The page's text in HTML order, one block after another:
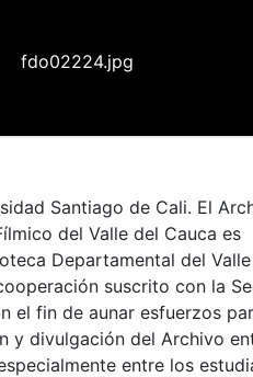
fdo02224.jpg
Santiago de Cali. El
del Valle del Cauca es
Departamental del
suscrito con la
el fin de aunar esfuerzos
y divulgación del Archivo
entre los